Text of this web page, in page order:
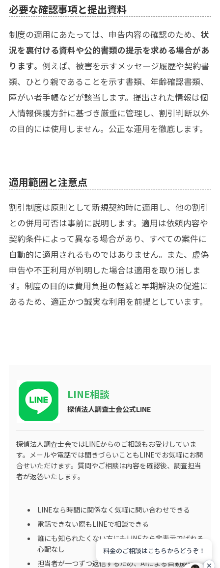
必要な確認事項と提出資料
制度の適用にあたっては、申告内容の確認のため、 状
況を裏付ける資料や公的書類の提示を求める場合があ
ります。例えば、被害を示すメッセージ履歴や契約書
類、ひとり親であることを示す書類、年齢確認書類、
障がい者手帳などが該当します。提出された情報は個
人情報保護方針に基づき厳重に管理し、割引判断以外
の目的には使用しません。公正な運用を徹底します。
適用範囲と注意点
割引制度は原則として新規契約時に適用し、他の割引
との併用可否は事前に説明します。適用は依頼内容や
契約条件によって異なる場合があり、すべての案件に
自動的に適用されるものではありません。また、虚偽
申告や不正利用が判明した場合は適用を取り消しま
す。制度の目的は費用負担の軽減と早期解決の促進に
あるため、適正かつ誠実な利用を前提としています。
LINE相談
探偵法人調査士会公式LINE
探偵法人調査士会ではLINEからのご相談もお受けしていま
す。メールや電話では聞きづらいこともLINEでお気軽にお問
合せいただけます。質問やご相談は内容を確認後、調査担当
者が返答いたします。
LINEなら時間に関係なく気軽に問い合わせできる
電話できない際もLINEで相談できる
誰にも知られたくない方にもLINEなら非表示でばれる
心配なし
担当者が一つずつ返信するため、AIによる自動返信の
料金のご相談はこちらからどうぞ！